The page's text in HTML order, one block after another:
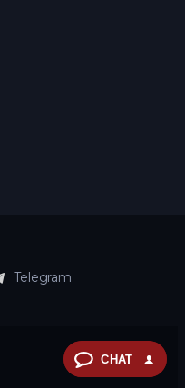
Telegram
CHAT